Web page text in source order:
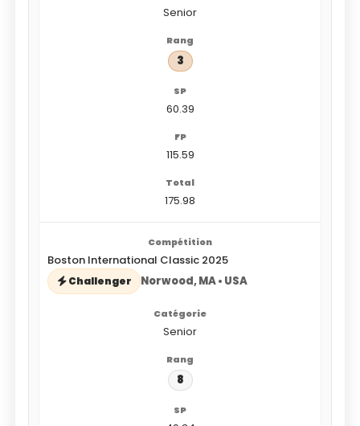
Senior
3
60.39
115.59
175.98
Boston International Classic 2025
Challenger Norwood, MA • USA
Senior
8